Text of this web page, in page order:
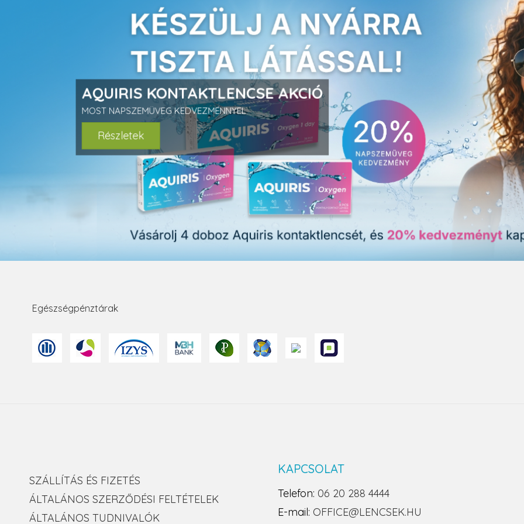
AQUIRIS KONTAKTLENCSE AKCIÓ
MOST NAPSZEMÜVEG KEDVEZMÉNNYEL
Részletek
Egészségpénztárak
SZÁLLÍTÁS ÉS FIZETÉS
ÁLTALÁNOS SZERZŐDÉSI FELTÉTELEK
ÁLTALÁNOS TUDNIVALÓK
KAPCSOLAT
Telefon: 06 20 288 4444
E-mail: OFFICE@LENCSEK.HU